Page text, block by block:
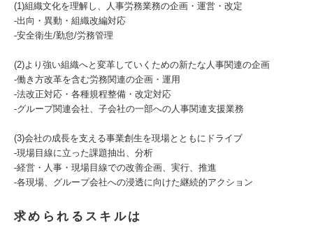
(1)組織文化を理解し、人事労務業務の企画・運営・改定
-出向・異動・組織改編対応
-安全衛生/勤怠/労務管理
(2)より強い組織へと変革していくための新たな人事関連の企画
-働き⽅改⾰を含む労務関連の企画・運⽤
-法改正対応・各種規程整備・改定対応
-グループ関連会社、⼦会社の⼀部への人事関連支援業務
(3)会社の成長を支える事業創生を現場とともにドライブ
-現場目線に立った課題抽出、分析
-経営・人事・現場目線での改善企画、実行、推進
-各現場、グループ会社への浸透に向けた継続的アクション
求められるスキルは